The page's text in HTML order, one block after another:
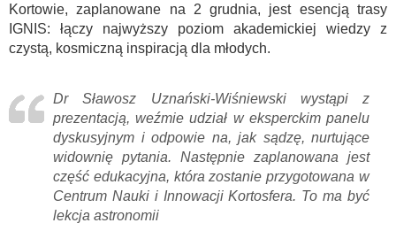
Kortowie, zaplanowane na 2 grudnia, jest esencją trasy
IGNIS: łączy najwyższy poziom akademickiej wiedzy z
czystą, kosmiczną inspiracją dla młodych.
Dr Sławosz Uznański-Wiśniewski wystąpi z
prezentacją, weźmie udział w eksperckim panelu
dyskusyjnym i odpowie na, jak sądzę, nurtujące
widownię pytania. Następnie zaplanowana jest
część edukacyjna, która zostanie przygotowana w
Centrum Nauki i Innowacji Kortosfera. To ma być
lekcja astronomii